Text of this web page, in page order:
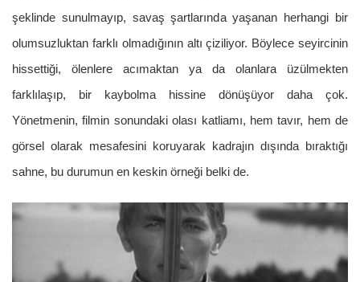
şeklinde sunulmayıp, savaş şartlarında yaşanan herhangi bir
olumsuzluktan farklı olmadığının altı çiziliyor. Böylece seyircinin
hissettiği, ölenlere acımaktan ya da olanlara üzülmekten
farklılaşıp, bir kaybolma hissine dönüşüyor daha çok.
Yönetmenin, filmin sonundaki olası katliamı, hem tavır, hem de
görsel olarak mesafesini koruyarak kadrajın dışında bıraktığı
sahne, bu durumun en keskin örneği belki de.